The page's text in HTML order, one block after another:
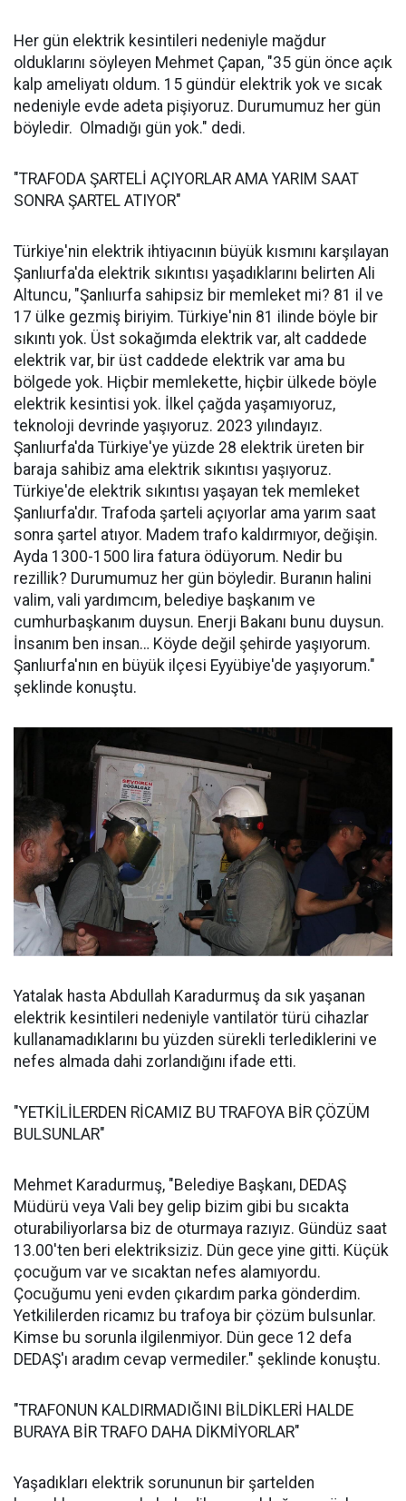
Her gün elektrik kesintileri nedeniyle mağdur
olduklarını söyleyen Mehmet Çapan, "35 gün önce açık
kalp ameliyatı oldum. 15 gündür elektrik yok ve sıcak
nedeniyle evde adeta pişiyoruz. Durumumuz her gün
böyledir. Olmadığı gün yok." dedi.
"TRAFODA ŞARTELİ AÇIYORLAR AMA YARIM SAAT
SONRA ŞARTEL ATIYOR"
Türkiye'nin elektrik ihtiyacının büyük kısmını karşılayan
Şanlıurfa'da elektrik sıkıntısı yaşadıklarını belirten Ali
Altuncu, "Şanlıurfa sahipsiz bir memleket mi? 81 il ve
17 ülke gezmiş biriyim. Türkiye'nin 81 ilinde böyle bir
sıkıntı yok. Üst sokağımda elektrik var, alt caddede
elektrik var, bir üst caddede elektrik var ama bu
bölgede yok. Hiçbir memlekette, hiçbir ülkede böyle
elektrik kesintisi yok. İlkel çağda yaşamıyoruz,
teknoloji devrinde yaşıyoruz. 2023 yılındayız.
Şanlıurfa'da Türkiye'ye yüzde 28 elektrik üreten bir
baraja sahibiz ama elektrik sıkıntısı yaşıyoruz.
Türkiye'de elektrik sıkıntısı yaşayan tek memleket
Şanlıurfa'dır. Trafoda şarteli açıyorlar ama yarım saat
sonra şartel atıyor. Madem trafo kaldırmıyor, değişin.
Ayda 1300-1500 lira fatura ödüyorum. Nedir bu
rezillik? Durumumuz her gün böyledir. Buranın halini
valim, vali yardımcım, belediye başkanım ve
cumhurbaşkanım duysun. Enerji Bakanı bunu duysun.
İnsanım ben insan… Köyde değil şehirde yaşıyorum.
Şanlıurfa'nın en büyük ilçesi Eyyübiye'de yaşıyorum."
şeklinde konuştu.
Yatalak hasta Abdullah Karadurmuş da sık yaşanan
elektrik kesintileri nedeniyle vantilatör türü cihazlar
kullanamadıklarını bu yüzden sürekli terlediklerini ve
nefes almada dahi zorlandığını ifade etti.
"YETKİLİLERDEN RİCAMIZ BU TRAFOYA BİR ÇÖZÜM
BULSUNLAR"
Mehmet Karadurmuş, "Belediye Başkanı, DEDAŞ
Müdürü veya Vali bey gelip bizim gibi bu sıcakta
oturabiliyorlarsa biz de oturmaya razıyız. Gündüz saat
13.00'ten beri elektriksiziz. Dün gece yine gitti. Küçük
çocuğum var ve sıcaktan nefes alamıyordu.
Çocuğumu yeni evden çıkardım parka gönderdim.
Yetkililerden ricamız bu trafoya bir çözüm bulsunlar.
Kimse bu sorunla ilgilenmiyor. Dün gece 12 defa
DEDAŞ'ı aradım cevap vermediler." şeklinde konuştu.
"TRAFONUN KALDIRMADIĞINI BİLDİKLERİ HALDE
BURAYA BİR TRAFO DAHA DİKMİYORLAR"
Yaşadıkları elektrik sorununun bir şartelden